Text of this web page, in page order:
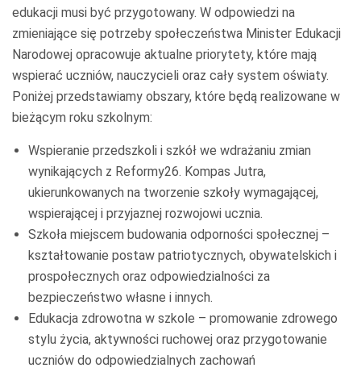
edukacji musi być przygotowany. W odpowiedzi na
zmieniające się potrzeby społeczeństwa Minister Edukacji
Narodowej opracowuje aktualne priorytety, które mają
wspierać uczniów, nauczycieli oraz cały system oświaty.
Poniżej przedstawiamy obszary, które będą realizowane w
bieżącym roku szkolnym:
Wspieranie przedszkoli i szkół we wdrażaniu zmian
wynikających z Reformy26. Kompas Jutra,
ukierunkowanych na tworzenie szkoły wymagającej,
wspierającej i przyjaznej rozwojowi ucznia.
Szkoła miejscem budowania odporności społecznej –
kształtowanie postaw patriotycznych, obywatelskich i
prospołecznych oraz odpowiedzialności za
bezpieczeństwo własne i innych.
Edukacja zdrowotna w szkole – promowanie zdrowego
stylu życia, aktywności ruchowej oraz przygotowanie
uczniów do odpowiedzialnych zachowań